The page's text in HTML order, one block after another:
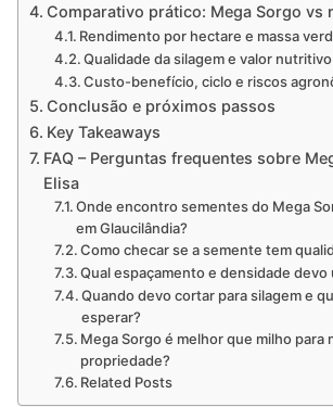
Comparativo prático: Mega Sorgo vs
Rendimento por hectare e massa
Qualidade da silagem e valor nutritivo
Custo-benefício, ciclo e riscos
Conclusão e próximos passos
Key Takeaways
FAQ – Perguntas frequentes sobre
Elisa
Onde encontro sementes do Mega
em Glaucilândia?
Como checar se a semente tem
Qual espaçamento e densidade devo
Quando devo cortar para silagem e
esperar?
Mega Sorgo é melhor que milho para
propriedade?
Related Posts